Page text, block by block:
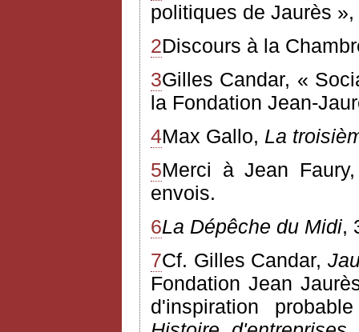
politiques de Jaurès »,
2Discours à la
3Gilles Candar, «
la Fondation Jean-
4Max Gallo, La
5Merci à Jean
envois.
6La Dépêche du Midi,
7Cf. Gilles Candar,
Fondation Jean
d'inspiration